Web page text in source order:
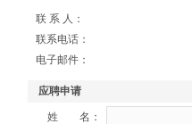
联 系 人：
联系电话：
电子邮件：
应聘申请
姓 名：